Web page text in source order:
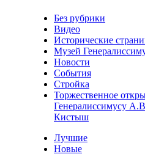
Без рубрики
Видео
Исторические
Музей
Новости
События
Стройка
Торжественное
Генералиссимусу
Кистыш
Лучшие
Новые